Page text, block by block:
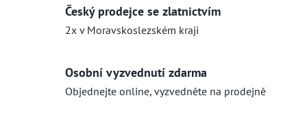
Český prodejce se zlatnictvím
2x v Moravskoslezském kraji
Osobní vyzvednutí zdarma
Objednejte online, vyzvedněte na prodejně